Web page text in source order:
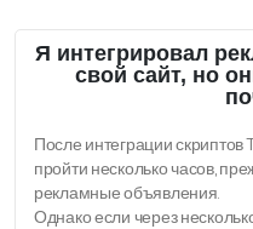
Я интегрировал
свой сайт, но
После интеграции
пройти несколько часов,
рекламные объявления.
Однако если через